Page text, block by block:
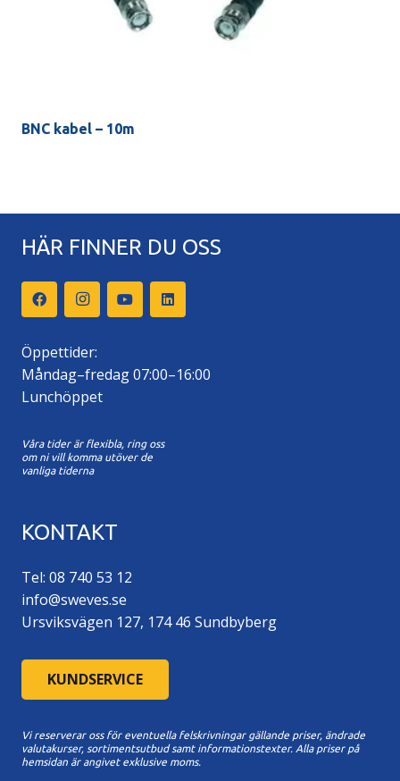
BNC kabel – 10m
HÄR FINNER DU OSS
Öppettider:
Måndag–fredag 07:00–16:00
Lunchöppet
Våra tider är flexibla, ring oss
om ni vill komma utöver de
vanliga tiderna
KONTAKT
Tel: 08 740 53 12
info@sweves.se
Ursviksvägen 127, 174 46 Sundbyberg
KUNDSERVICE
Vi reserverar oss för eventuella felskrivningar gällande priser, ändrade
valutakurser, sortimentsutbud samt informationstexter. Alla priser på
hemsidan är angivet exklusive moms.